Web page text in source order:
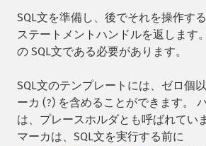
SQL文を準備し、後でそれを操作す
ステートメントハンドルを返します
の SQL文である必要があります。
SQL文のテンプレートには、ゼロ個
ーカ (?) を含めることができます。
は、プレースホルダとも呼ばれてい
マーカは、SQL文を実行する前に